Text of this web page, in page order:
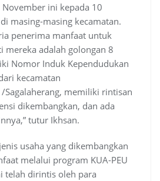
ini kepada 10
masing-masing kecamatan.
penerima manfaat untuk
mereka adalah golongan 8
Nomor Induk Kependudukan
kecamatan
/Sagalaherang, memiliki rintisan
dikembangkan, dan ada
tutur Ikhsan.
usaha yang dikembangkan
melalui program KUA-PEU
telah dirintis oleh para